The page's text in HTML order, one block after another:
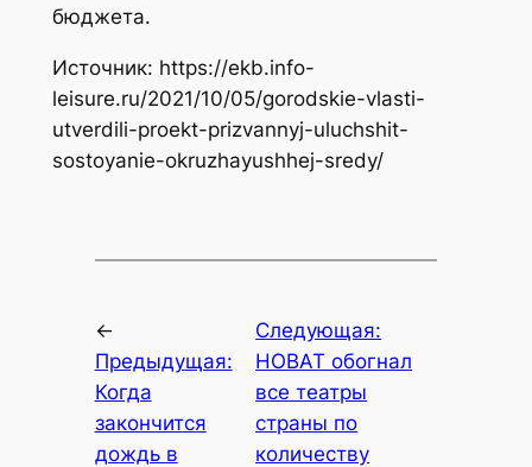
бюджета.
Источник: https://ekb.info-
leisure.ru/2021/10/05/gorodskie-vlasti-
utverdili-proekt-prizvannyj-uluchshit-
sostoyanie-okruzhayushhej-sredy/
←
Предыдущая:
Когда
закончится
дождь в
Следующая:
НОВАТ обогнал
все театры
страны по
количеству